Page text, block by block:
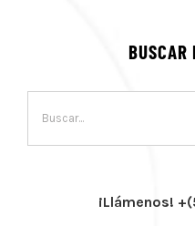
¡Llámenos!